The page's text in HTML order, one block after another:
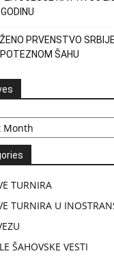
PRVENSTVO
ŠAHU
TURNIRA
TURNIRA U
ŠAHOVSKE VESTI